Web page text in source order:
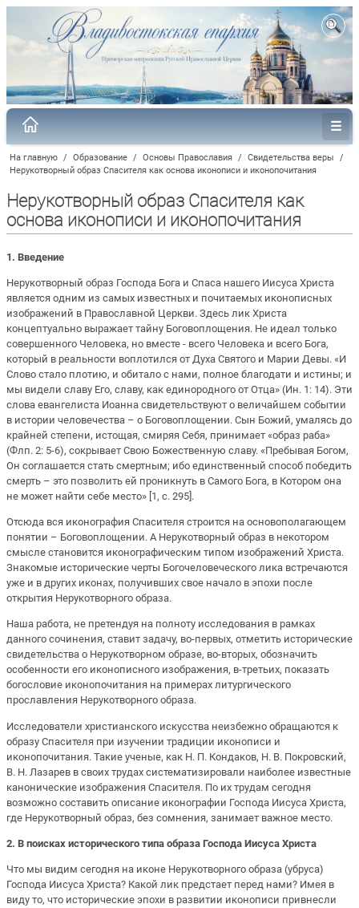
На главную / Образование / Основы Православия / Свидетельства веры
/
Нерукотворный образ Спасителя как основа иконописи и иконопочитания
Нерукотворный образ Спасителя как
основа иконописи и иконопочитания
1. Введение
Нерукотворный образ Господа Бога и Спаса нашего Иисуса Христа
является одним из самых известных и почитаемых иконописных
изображений в Православной Церкви. Здесь лик Христа
концептуально выражает тайну Боговоплощения. Не идеал только
совершенного Человека, но вместе - всего Человека и всего Бога,
который в реальности воплотился от Духа Святого и Марии Девы. «И
Слово стало плотию, и обитало с нами, полное благодати и истины; и
мы видели славу Его, славу, как единородного от Отца» (Ин. 1: 14). Эти
слова евангелиста Иоанна свидетельствуют о величайшем событии
в истории человечества – о Боговоплощении. Сын Божий, умалясь до
крайней степени, истощая, смиряя Себя, принимает «образ раба»
(Флп. 2: 5-6), сокрывает Свою Божественную славу. «Пребывая Богом,
Он соглашается стать смертным; ибо единственный способ победить
смерть – это позволить ей проникнуть в Самого Бога, в Котором она
не может найти себе место» [1, с. 295].
Отсюда вся иконография Спасителя строится на основополагающем
понятии – Боговоплощении. А Нерукотворный образ в некотором
смысле становится иконографическим типом изображений Христа.
Знакомые исторические черты Богочеловеческого лика встречаются
уже и в других иконах, получивших свое начало в эпохи после
открытия Нерукотворного образа.
Наша работа, не претендуя на полноту исследования в рамках
данного сочинения, ставит задачу, во-первых, отметить исторические
свидетельства о Нерукотворном образе, во-вторых, обозначить
особенности его иконописного изображения, в-третьих, показать
богословие иконопочитания на примерах литургического
прославления Нерукотворного образа.
Исследователи христианского искусства неизбежно обращаются к
образу Спасителя при изучении традиции иконописи и
иконопочитания. Такие ученые, как Н. П. Кондаков, Н. В. Покровский,
В. Н. Лазарев в своих трудах систематизировали наиболее известные
канонические изображения Спасителя. По их трудам сегодня
возможно составить описание иконографии Господа Иисуса Христа,
где Нерукотворный образ, без сомнения, занимает важное место.
2. В поисках исторического типа образа Господа Иисуса Христа
Что мы видим сегодня на иконе Нерукотворного образа (убруса)
Господа Иисуса Христа? Какой лик предстает перед нами? Имея в
виду то, что исторические эпохи в развитии иконописи привнесли